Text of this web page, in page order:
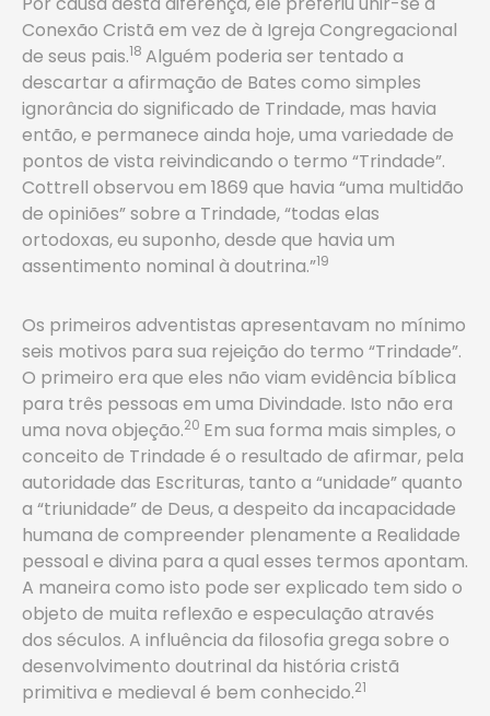
Conexão Cristã em vez de à Igreja Congregacional
de seus pais.18 Alguém poderia ser tentado a
descartar a afirmação de Bates como simples
ignorância do significado de Trindade, mas havia
então, e permanece ainda hoje, uma variedade de
pontos de vista reivindicando o termo “Trindade”.
Cottrell observou em 1869 que havia “uma multidão
de opiniões” sobre a Trindade, “todas elas
ortodoxas, eu suponho, desde que havia um
assentimento nominal à doutrina.”19
Os primeiros adventistas apresentavam no mínimo
seis motivos para sua rejeição do termo “Trindade”.
O primeiro era que eles não viam evidência bíblica
para três pessoas em uma Divindade. Isto não era
uma nova objeção.20 Em sua forma mais simples, o
conceito de Trindade é o resultado de afirmar, pela
autoridade das Escrituras, tanto a “unidade” quanto
a “triunidade” de Deus, a despeito da incapacidade
humana de compreender plenamente a Realidade
pessoal e divina para a qual esses termos apontam.
A maneira como isto pode ser explicado tem sido o
objeto de muita reflexão e especulação através
dos séculos. A influência da filosofia grega sobre o
desenvolvimento doutrinal da história cristã
primitiva e medieval é bem conhecido.21